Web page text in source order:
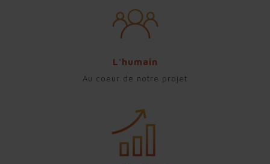
L'humain
Au coeur de notre projet